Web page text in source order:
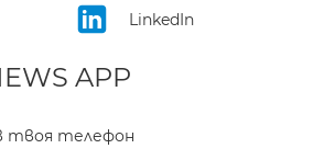
LinkedIn
APP
твоя телефон